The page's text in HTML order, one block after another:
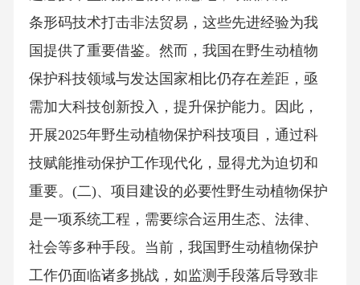
条形码技术打击非法贸易，这些先进经验为我
国提供了重要借鉴。然而，我国在野生动植物
保护科技领域与发达国家相比仍存在差距，亟
需加大科技创新投入，提升保护能力。因此，
开展2025年野生动植物保护科技项目，通过科
技赋能推动保护工作现代化，显得尤为迫切和
重要。(二)、项目建设的必要性野生动植物保护
是一项系统工程，需要综合运用生态、法律、
社会等多种手段。当前，我国野生动植物保护
工作仍面临诸多挑战，如监测手段落后导致非